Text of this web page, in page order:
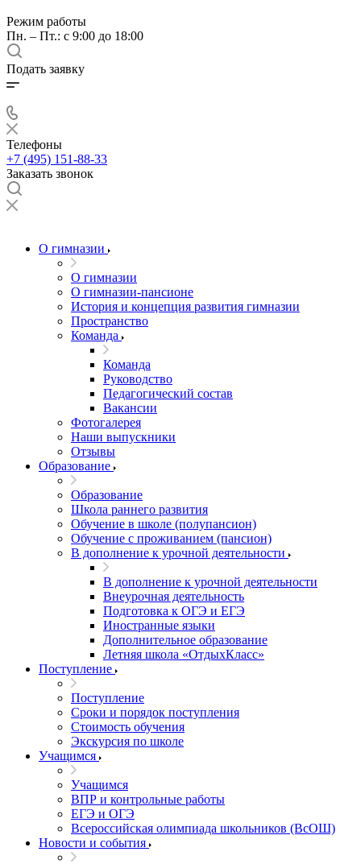
Режим работы
Пн. – Пт.: с 9:00 до 18:00
Подать заявку
Телефоны
+7 (495) 151-88-33
Заказать звонок
О гимназии
О гимназии
О гимназии-пансионе
История и концепция развития гимназии
Пространство
Команда
Команда
Руководство
Педагогический состав
Вакансии
Фотогалерея
Наши выпускники
Отзывы
Образование
Образование
Школа раннего развития
Обучение в школе (полупансион)
Обучение с проживанием (пансион)
В дополнение к урочной деятельности
В дополнение к урочной деятельности
Внеурочная деятельность
Подготовка к ОГЭ и ЕГЭ
Иностранные языки
Дополнительное образование
Летняя школа «ОтдыхКласс»
Поступление
Поступление
Сроки и порядок поступления
Стоимость обучения
Экскурсия по школе
Учащимся
Учащимся
ВПР и контрольные работы
ЕГЭ и ОГЭ
Всероссийская олимпиада школьников (ВсОШ)
Новости и события